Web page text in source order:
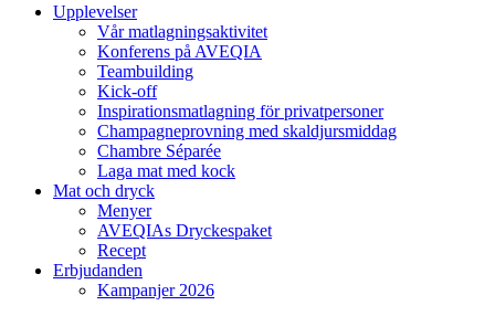
Upplevelser
Vår matlagningsaktivitet
Konferens på AVEQIA
Teambuilding
Kick-off
Inspirationsmatlagning för privatpersoner
Champagneprovning med skaldjursmiddag
Chambre Séparée
Laga mat med kock
Mat och dryck
Menyer
AVEQIAs Dryckespaket
Recept
Erbjudanden
Kampanjer 2026